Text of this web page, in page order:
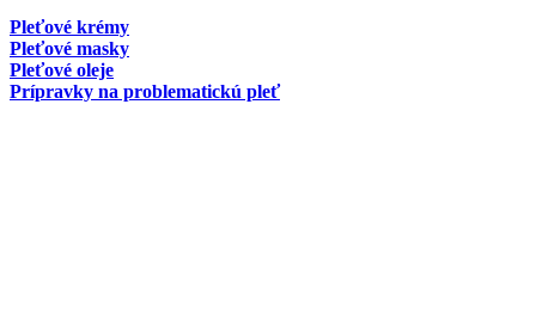
Pleťové krémy
Pleťové masky
Pleťové oleje
Prípravky na problematickú pleť